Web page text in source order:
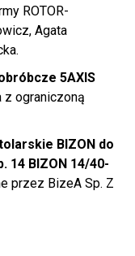
ROTOR-
Agata
5AXIS
z ograniczoną
BIZON do
14 BIZON 14/40-
przez BizeA Sp. Z